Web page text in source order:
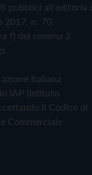
pubblici all'editoria
2017, n. 70.
f) del comma 2
Italiana
IAP (Istituto
il Codice di
Commerciale